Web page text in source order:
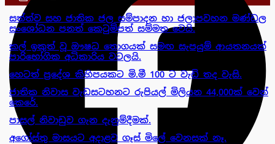
සත්ත්ව සහ ජාතික ජල සම්පාදන හා ජලාපවහන මණ්ඩල
සංශෝධන පනත් කෙටුම්පත් සම්මත වෙයි.
කල් ඉකුත් වූ ඖෂධ තොගයක් සමඟ සැපයුම් ආයතනයක්
පාරිභෝගික අධිකාරිය වටලයි.
හෙටත් ප්‍රදේශ කිහිපයකට මි.මී 100 ට වැඩි තද වැසි.
ජාතික නිවාස වැඩසටහනට රුපියල් මිලියන 44,000ක් වෙන්
කෙරේ.
පාසල් නිවාඩුව ගැන දැනුම්දීමක්.
අගෝස්තු මාසයට අදාළව ගෑස් මිලේ වෙනසක් නෑ.